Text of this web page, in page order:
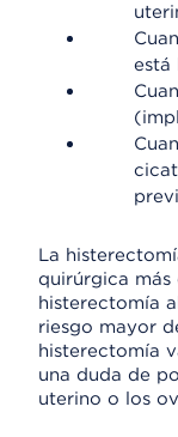
está
La
quirúrgica más
histerectomía
riesgo mayor
histerectomía
una duda de
uterino o los